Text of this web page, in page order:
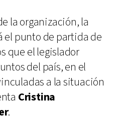
la organización, la
el punto de partida de
que el legislador
del país, en el
a la situación
Cristina
.